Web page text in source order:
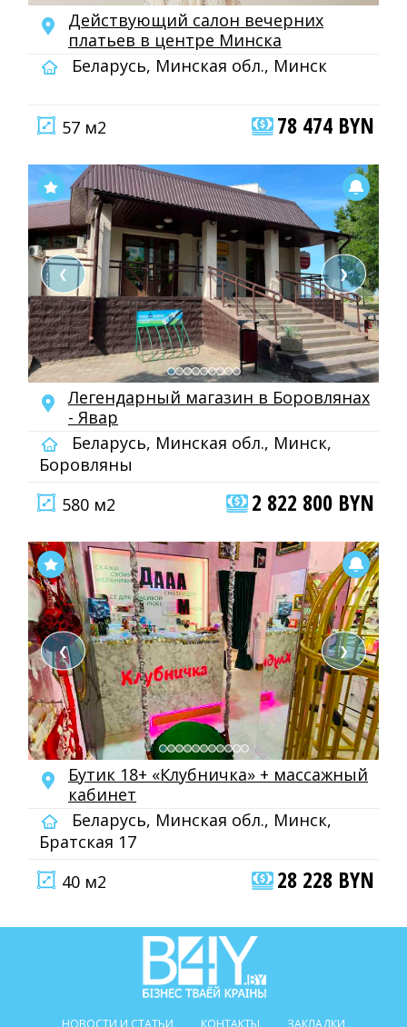
Действующий салон вечерних
платьев в центре Минска
Беларусь, Минская обл., Минск
57 м2 78 474 BYN
❮ ❯
Легендарный магазин в Боровлянах
- Явар
Беларусь, Минская обл., Минск,
Боровляны
580 м2
2 822 800 BYN
❮ ❯
Бутик 18+ «Клубничка» + массажный
кабинет
Беларусь, Минская обл., Минск,
Братская 17
40 м2
28 228 BYN
НОВОСТИ И СТАТЬИ КОНТАКТЫ ЗАКЛАДКИ